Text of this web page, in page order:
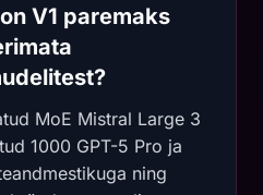
V1 paremaks
MoE Mistral Large 3
1000 GPT-5 Pro ja
ning